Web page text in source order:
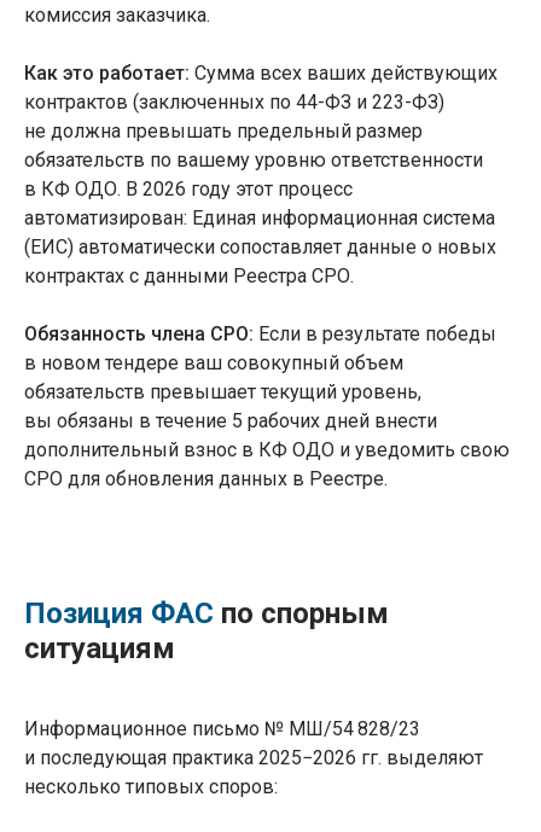
комиссия заказчика.
Как это работает: Сумма всех ваших действующих
контрактов (заключенных по 44-ФЗ и 223-ФЗ)
не должна превышать предельный размер
обязательств по вашему уровню ответственности
в КФ ОДО. В 2026 году этот процесс
автоматизирован: Единая информационная система
(ЕИС) автоматически сопоставляет данные о новых
контрактах с данными Реестра СРО.
Обязанность члена СРО: Если в результате победы
в новом тендере ваш совокупный объем
обязательств превышает текущий уровень,
вы обязаны в течение 5 рабочих дней внести
дополнительный взнос в КФ ОДО и уведомить свою
СРО для обновления данных в Реестре.
Позиция ФАС по спорным
ситуациям
Информационное письмо № МШ/54 828/23
и последующая практика 2025−2026 гг. выделяют
несколько типовых споров: